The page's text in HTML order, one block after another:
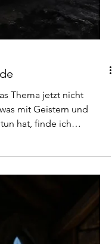
Thema jetzt nicht